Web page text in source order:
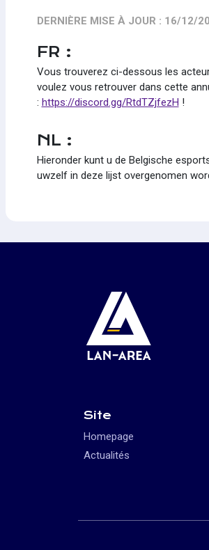
DERNIÈRE MISE À JOUR : 16/12/
FR :
Vous trouverez ci-dessous les
voulez vous retrouver dans cette
: https://discord.gg/RtdTZjfezH !
NL :
Hieronder kunt u de Belgische
uwzelf in deze lijst overgenomen
Site
Homepage
Actualités